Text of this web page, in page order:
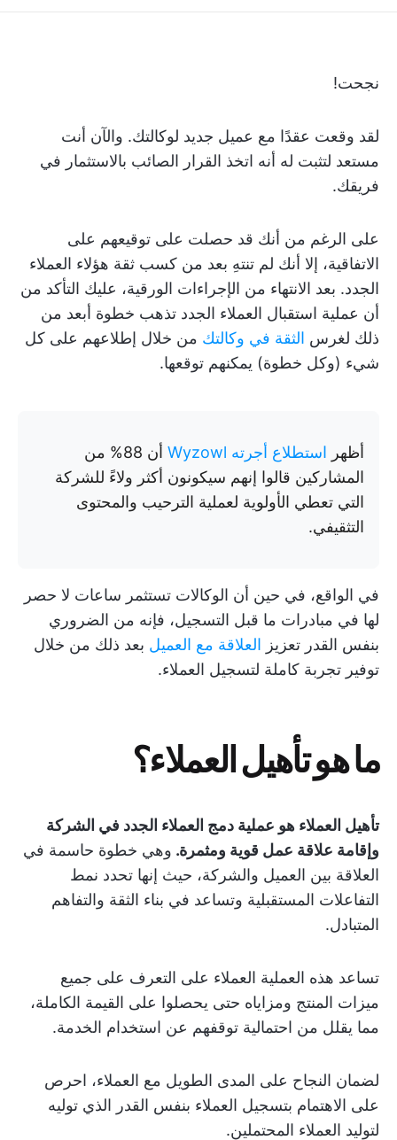
نجحت!
لقد وقعت عقدًا مع عميل جديد لوكالتك. والآن أنت
مستعد لتثبت له أنه اتخذ القرار الصائب بالاستثمار في
فريقك.
على الرغم من أنك قد حصلت على توقيعهم على
الاتفاقية، إلا أنك لم تنتهِ بعد من كسب ثقة هؤلاء العملاء
الجدد. بعد الانتهاء من الإجراءات الورقية، عليك التأكد من
أن عملية استقبال العملاء الجدد تذهب خطوة أبعد من
ذلك لغرس الثقة في وكالتك من خلال إطلاعهم على كل
شيء (وكل خطوة) يمكنهم توقعها.
أظهر استطلاع أجرته Wyzowl
أن 88% من
المشاركين قالوا إنهم سيكونون أكثر ولاءً للشركة
التي تعطي الأولوية لعملية الترحيب والمحتوى
التثقيفي.
في الواقع، في حين أن الوكالات تستثمر ساعات لا حصر
لها في مبادرات ما قبل التسجيل، فإنه من الضروري
بنفس القدر تعزيز العلاقة مع العميل بعد ذلك من خلال
توفير تجربة كاملة لتسجيل العملاء.
ما هو تأهيل العملاء؟
تأهيل العملاء هو عملية دمج العملاء الجدد في الشركة
وإقامة علاقة عمل قوية ومثمرة. وهي خطوة حاسمة في
العلاقة بين العميل والشركة، حيث إنها تحدد نمط
التفاعلات المستقبلية وتساعد في بناء الثقة والتفاهم
المتبادل.
تساعد هذه العملية العملاء على التعرف على جميع
ميزات المنتج ومزاياه حتى يحصلوا على القيمة الكاملة،
مما يقلل من احتمالية توقفهم عن استخدام الخدمة.
لضمان النجاح على المدى الطويل مع العملاء، احرص
على الاهتمام بتسجيل العملاء بنفس القدر الذي توليه
لتوليد العملاء المحتملين.